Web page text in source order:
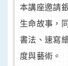
本講座邀請
生命故事，
書法、速寫
度與藝術。